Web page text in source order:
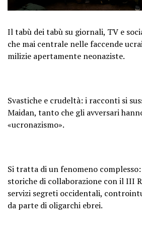
Il tabù dei tabù su giornali, TV e
che mai centrale nelle faccende
milizie apertamente neonaziste.
Svastiche e crudeltà: i racconti si
Maidan, tanto che gli avversari
«ucronazismo».
Si tratta di un fenomeno
storiche di collaborazione con il III
servizi segreti occidentali,
da parte di oligarchi ebrei.